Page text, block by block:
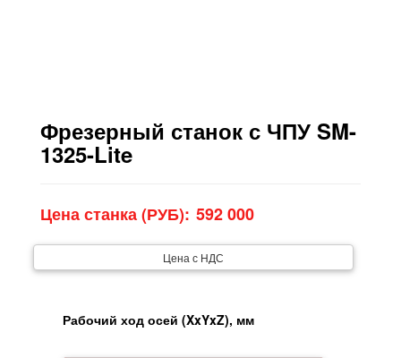
Фрезерный станок с ЧПУ SM-
1325-Lite
Цена станка (РУБ):
Цена с НДС
Рабочий ход осей (XxYxZ), мм